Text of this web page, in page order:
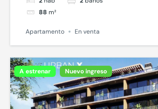
88 m²
Apartamento En venta
A estrenar Nuevo ingreso